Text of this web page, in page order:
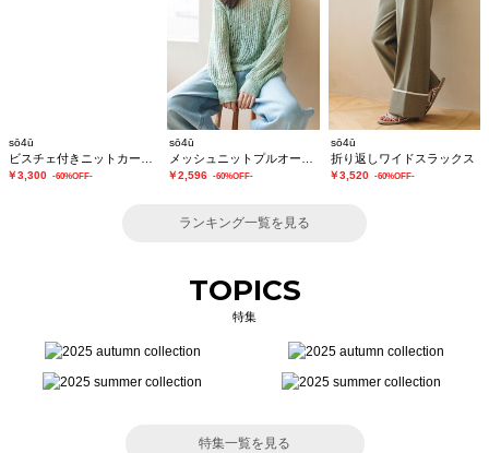
sō4ū
￥3,300 -60%OFF-
sō4ū
￥2,596 -60%OFF-
sō4ū
折り返しワイドスラックス
￥3,520 -60%OFF-
ランキング一覧を見る
TOPICS
特集
特集一覧を見る